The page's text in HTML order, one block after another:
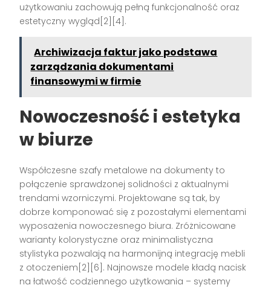
użytkowaniu zachowują pełną funkcjonalność oraz
estetyczny wygląd[2][4].
Archiwizacja faktur jako podstawa
zarządzania dokumentami
finansowymi w firmie
Nowoczesność i estetyka
w biurze
Współczesne szafy metalowe na dokumenty to
połączenie sprawdzonej solidności z aktualnymi
trendami wzorniczymi. Projektowane są tak, by
dobrze komponować się z pozostałymi elementami
wyposażenia nowoczesnego biura. Zróżnicowane
warianty kolorystyczne oraz minimalistyczna
stylistyka pozwalają na harmonijną integrację mebli
z otoczeniem[2][6]. Najnowsze modele kładą nacisk
na łatwość codziennego użytkowania – systemy